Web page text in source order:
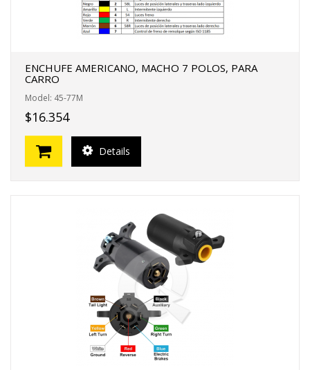
ENCHUFE AMERICANO, MACHO 7 POLOS, PARA
CARRO
Model: 45-77M
$16.354
Details